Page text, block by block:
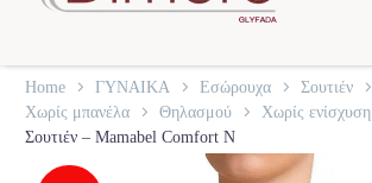
Home ΓΥΝΑΙΚΑ Εσώρουχα
Σουτιέν
Χωρίς μπανέλα
Θηλασμού
Χωρίς ενίσχυση
Σουτιέν – Mamabel Comfort N